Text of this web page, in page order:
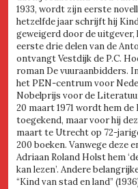
1933, wordt zijn eerste
hetzelfde jaar schrijft hij
geweigerd door de
eerste drie delen van de
ontvangt Vestdijk de P.C.
roman De vuuraanbidders.
het PEN-centrum voor
Nobelprijs voor de
20 maart 1971 wordt hem
toegekend, maar voor hij
maart te Utrecht op 72-
200 boeken. Vanwege deze
Adriaan Roland Holst hem
kan lezen’. Andere
“Kind van stad en land”